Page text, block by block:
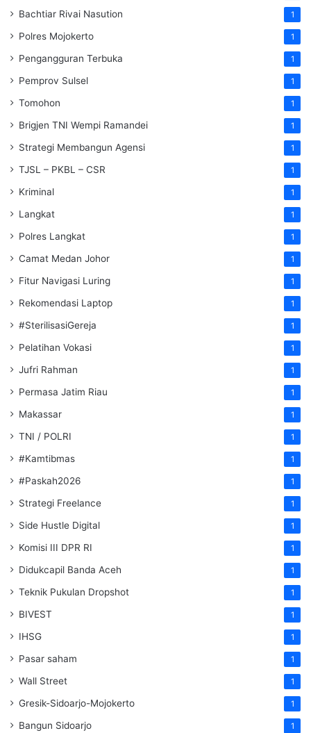
Bachtiar Rivai Nasution 1
Polres Mojokerto 1
Pengangguran Terbuka 1
Pemprov Sulsel 1
Tomohon 1
Brigjen TNI Wempi Ramandei 1
Strategi Membangun Agensi 1
TJSL – PKBL – CSR 1
Kriminal 1
Langkat 1
Polres Langkat 1
Camat Medan Johor 1
Fitur Navigasi Luring 1
Rekomendasi Laptop 1
#SterilisasiGereja 1
Pelatihan Vokasi 1
Jufri Rahman 1
Permasa Jatim Riau 1
Makassar 1
TNI / POLRI 1
#Kamtibmas 1
#Paskah2026 1
Strategi Freelance 1
Side Hustle Digital 1
Komisi III DPR RI 1
Didukcapil Banda Aceh 1
Teknik Pukulan Dropshot 1
BIVEST 1
IHSG 1
Pasar saham 1
Wall Street 1
Gresik-Sidoarjo-Mojokerto 1
Bangun Sidoarjo 1